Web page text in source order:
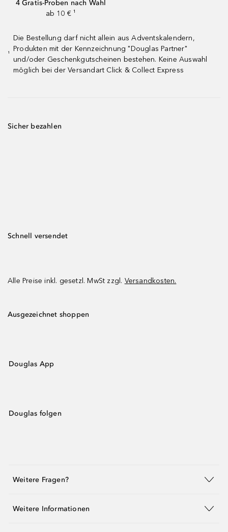
4 Gratis-Proben nach Wahl
ab 10 € ¹
¹
Die Bestellung darf nicht allein aus Adventskalendern,
Produkten mit der Kennzeichnung "Douglas Partner"
und/oder Geschenkgutscheinen bestehen. Keine Auswahl
möglich bei der Versandart Click & Collect Express
Sicher bezahlen
Schnell versendet
Alle Preise inkl. gesetzl. MwSt zzgl. Versandkosten.
Ausgezeichnet shoppen
Douglas App
Douglas folgen
Weitere Fragen?
Weitere Informationen